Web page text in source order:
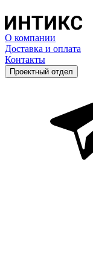
О компании
Доставка и оплата
Контакты
Проектный отдел